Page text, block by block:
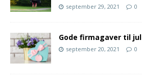
september 29, 2021 0
Gode firmagaver til jul
september 20, 2021 0